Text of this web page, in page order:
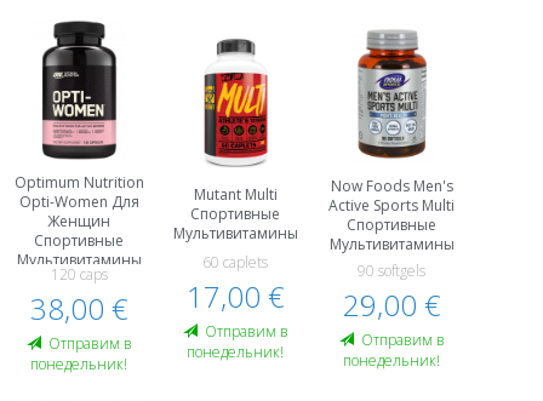
Optimum Nutrition
Opti-Women Для
Женщин
Спортивные
Мультивитамины
120 caps
38,00 €
Oтправим в
понедельник!
Mutant Multi
Спортивные
Мультивитамины
60 caplets
17,00 €
Oтправим в
понедельник!
Now Foods Men's
Active Sports Multi
Спортивные
Мультивитамины
90 softgels
29,00 €
Oтправим в
понедельник!